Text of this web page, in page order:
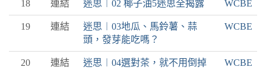
18 連結 迷思︱02 椰子油5迷思全揭露 WCBE
19 連結
迷思︱03地瓜、馬鈴薯、蒜
頭，發芽能吃嗎？
WCBE
20 連結
迷思︱04選對茶，就不用倒掉
WCBE